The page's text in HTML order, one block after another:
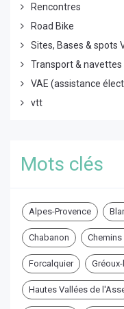
Rencontres
Road Bike
Sites, Bases & spots
Transport & navettes
VAE (assistance
vtt
Mots clés
Alpes-Provence
Chabanon
Forcalquier
Hautes Vallées de